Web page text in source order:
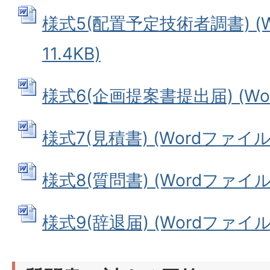
様式5(配置予定技術者調書)
11.4KB)
様式6(企画提案書提出届)
様式7(見積書) (Wordファイ
様式8(質問書) (Wordファイ
様式9(辞退届) (Wordファイ